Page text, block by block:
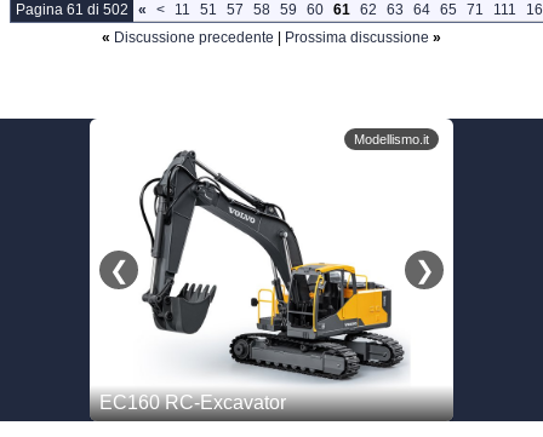
Pagina 61 di 502 « < 11 51 57 58 59 60 61 62 63 64 65 71 111
« Discussione precedente Prossima discussione »